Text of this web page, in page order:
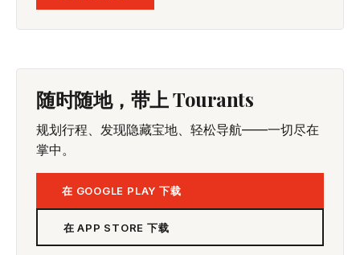
随时随地，带上 Tourants
规划行程、发现隐藏宝地、轻松导航——一切尽在
掌中。
在 GOOGLE PLAY 下载
在 APP STORE 下载